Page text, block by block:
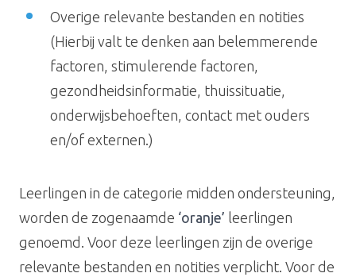
Overige relevante bestanden en notities
(Hierbij valt te denken aan belemmerende
factoren, stimulerende factoren,
gezondheidsinformatie, thuissituatie,
onderwijsbehoeften, contact met ouders
en/of externen.)
Leerlingen in de categorie midden ondersteuning,
worden de zogenaamde ‘oranje’ leerlingen
genoemd. Voor deze leerlingen zijn de overige
relevante bestanden en notities verplicht. Voor de